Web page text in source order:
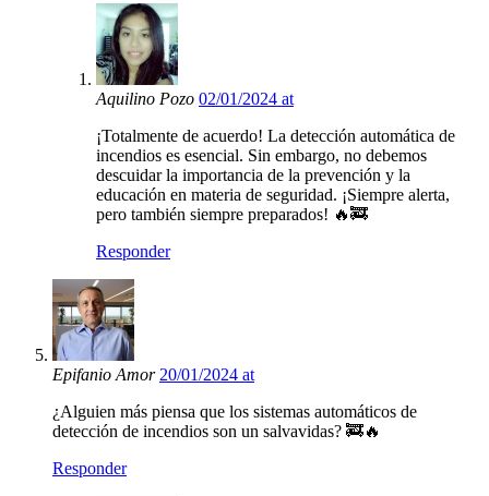
Aquilino Pozo 02/01/2024 at
¡Totalmente de acuerdo! La detección automática de
incendios es esencial. Sin embargo, no debemos
descuidar la importancia de la prevención y la
educación en materia de seguridad. ¡Siempre alerta,
pero también siempre preparados! 🔥🚒
Responder
Epifanio Amor 20/01/2024 at
¿Alguien más piensa que los sistemas automáticos de
detección de incendios son un salvavidas? 🚒🔥
Responder